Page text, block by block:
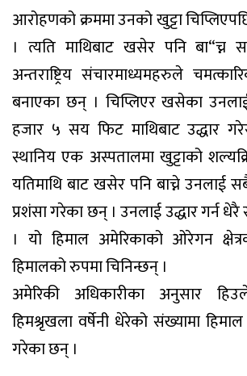
आरोहणको क्रममा उनको खुट्टा
। त्यति माथिबाट खसेर पनि
अन्तराष्ट्रिय संचारमाध्यमहरुले
बनाएका छन् । चिप्लिएर खसेका
हजार ५ सय फिट माथिबाट उद्धार
स्थानिय एक अस्पतालमा खुट्टाको
यतिमाथि बाट खसेर पनि बाच्ने उनलाई
प्रशंसा गरेका छन् । उनलाई उद्धार गर्न
। यो हिमाल अमेरिकाको ओरेगन
हिमालको रुपमा चिनिन्छन् ।
अमेरिकी अधिकारीका अनुसार
हिमश्रृखला वर्षेनी धेरेको संख्यामा
गरेका छन् ।